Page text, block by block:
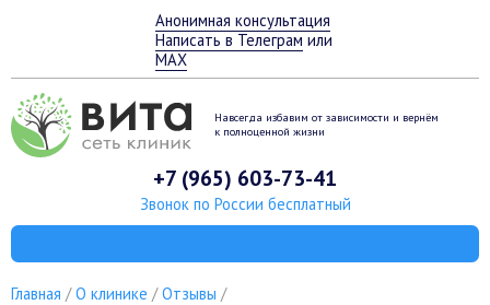
Анонимная консультация
Написать в Телеграм или
MAX
Навсегда избавим от зависимости и вернём
к полноценной жизни
+7 (965) 603-73-41
Звонок по России бесплатный
Главная О клинике
Отзывы